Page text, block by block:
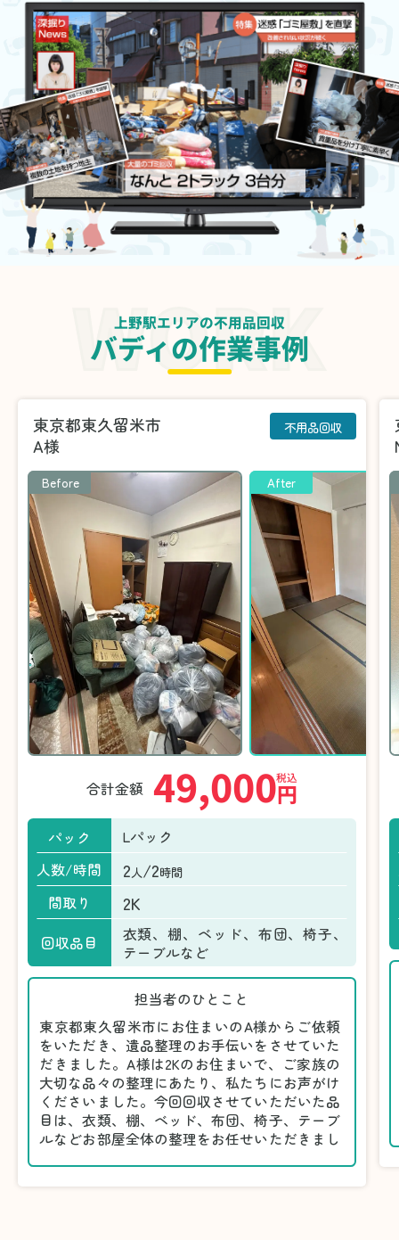
上野駅エリアの不用品回収
バディの作業事例
東京都東久留米市
A様
不用品回収
Before After
合計金額 49,000円
税込
パック
Lパック
人数/時間
2人/2時間
間取り 2K
回収品目
衣類、棚、ベッド、布団、椅子、
テーブルなど
担当者のひとこと
東京都東久留米市にお住まいのA様からご依頼
をいただき、遺品整理のお手伝いをさせていた
だきました。A様は2Kのお住まいで、ご家族の
大切な品々の整理にあたり、私たちにお声がけ
くださいました。今回回収させていただいた品
目は、衣類、棚、ベッド、布団、椅子、テーブ
ルなどお部屋全体の整理をお任せいただきまし